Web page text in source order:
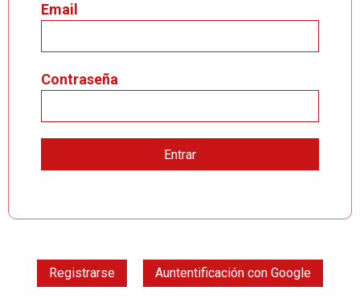
Email
Contraseña
Registrarse Auntentificación con Google